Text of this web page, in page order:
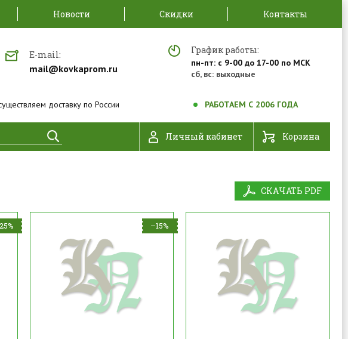
Новости Скидки Контакты
E-mail:
mail@kovkaprom.ru
График работы:
пн-пт: с 9-00 до 17-00 по МСК
сб, вс: выходные
доставку по России РАБОТАЕМ С 2006 ГОДА
Найти Личный кабинет Корзина
СКАЧАТЬ PDF
–15%